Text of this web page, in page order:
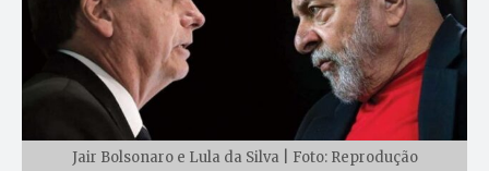
Jair Bolsonaro e Lula da Silva | Foto: Reprodução